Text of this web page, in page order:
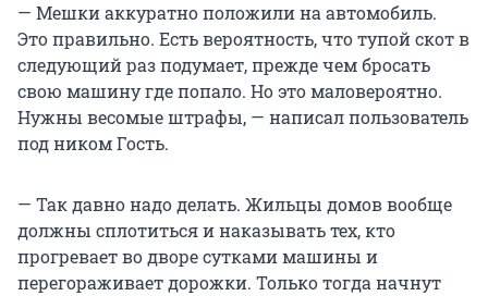
— Мешки аккуратно положили на автомобиль.
Это правильно. Есть вероятность, что тупой скот в
следующий раз подумает, прежде чем бросать
свою машину где попало. Но это маловероятно.
Нужны весомые штрафы, — написал пользователь
под ником Гость.
— Так давно надо делать. Жильцы домов вообще
должны сплотиться и наказывать тех, кто
прогревает во дворе сутками машины и
перегораживает дорожки. Только тогда начнут